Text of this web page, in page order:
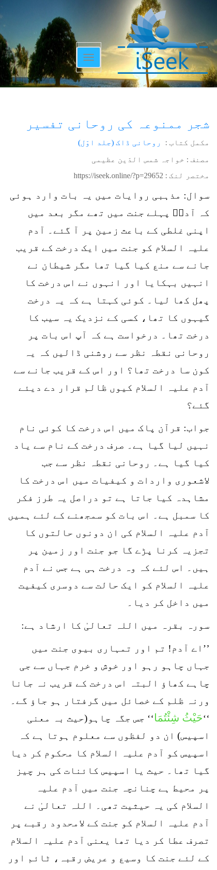
Toggle
navigation
شجر ممنوعہ کی روحانی تفسیر
مکمل کتاب : روحانی ڈاک (جلد اوّل)
مصنف : خواجہ شمس الدّین عظیمی
مختصر لنک : https://iseek.online/?p=29652
سوال: مذہبی روایات میں یہ بات وارد ہوئی
کہ آدمؑ پہلے جنت میں تھے مگر بعد میں
اپنی غلطی کے باعث زمین پر آ گئے۔ آدم
علیہ السلام کو جنت میں ایک درخت کے قریب
جانے سے منع کیا گیا تھا مگر شیطان نے
انہیں بہکایا اور انہوں نے اس درخت کا
پھل کھا لیا۔ کوئی کہتا ہے کہ یہ درخت
گیہوں کا تھا، کسی کے نزدیک یہ سیب کا
درخت تھا۔ درخواست ہے کہ آپ اس بات پر
روحانی نقطہ نظر سے روشنی ڈالیں کہ یہ
کون سا درخت تھا؟ اور اس کے قریب جانے سے
آدم علیہ السلام کیوں ظالم قرار دے دیئے
گئے؟
جواب: قرآن پاک میں اس درخت کا کوئی نام
نہیں لیا گیا ہے۔ صرف درخت کے نام سے یاد
کیا گیا ہے۔ روحانی نقطہ نظر سے جب
لاشعوری واردات و کیفیات میں اس درخت کا
مشاہدہ کیا جاتا ہے تو دراصل یہ طرز فکر
کا سمبل ہے۔ اس بات کو سمجھنے کے لئے ہمیں
آدم علیہ السلام کی ان دونوں حالتوں کا
تجزیہ کرنا پڑے گا جو جنت اور زمین پر
ہیں۔ اس لئے کہ وہ درخت ہی ہے جس نے آدم
علیہ السلام کو ایک حالت سے دوسری کیفیت
میں داخل کر دیا۔
سورہ بقرہ میں اللہ تعالیٰ کا ارشاد ہے:
’’اے آدم! تم اور تمہاری بیوی جنت میں
جہاں چاہو رہو اور خوش و خرم جہاں سے جی
چاہے کھاؤ البتہ اس درخت کے قریب نہ جانا
ورنہ ظلم کے خصائل میں گرفتار ہو جاؤ گے۔
‘‘حَيْثُ شِئْتُمَا‘‘ جس جگہ چاہو(حیث بہ معنی
اسپیس) ان دو لفظوں سے معلوم ہوتا ہے کہ
اسپیس کو آدم علیہ السلام کا محکوم کر دیا
گیا تھا۔ حیث یا اسپیس کائنات کی ہر چیز
پر محیط ہے چنانچہ جنت میں آدم علیہ
السلام کی یہ حیثیت تھی۔ اللہ تعالیٰ نے
آدم علیہ السلام کو جنت کے لامحدود رقبے پر
تصرف عطا کر دیا تھا یعنی آدم علیہ السلام
کے لئے جنت کا وسیع و عریض رقبہ، ٹائم اور